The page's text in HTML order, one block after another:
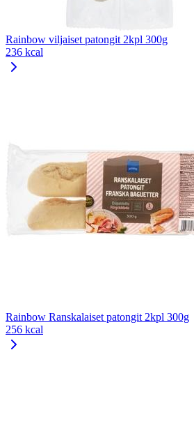
Rainbow viljaiset patongit 2kpl 300g
236 kcal
Rainbow Ranskalaiset patongit 2kpl 300g
256 kcal